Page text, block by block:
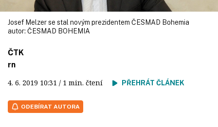
Josef Melzer se stal novým prezidentem ČESMAD Bohemia
autor: ČESMAD BOHEMIA
ČTK
rn
4. 6. 2019 10:31 / 1 min. čtení PŘEHRÁT ČLÁNEK
ODEBÍRAT AUTORA